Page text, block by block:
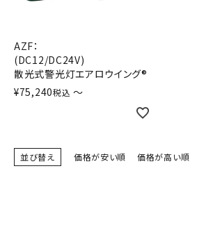
LED照明
散光式警光灯
AZF：
(DC12/DC24V)
散光式警光灯エアロウイング®
¥75,240税込 〜
並び替え 価格が安い順 価格が高い順